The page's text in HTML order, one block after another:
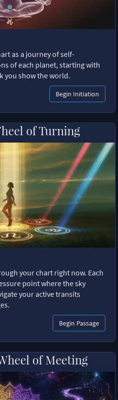
as a journey of self-
of each planet, starting with
you show the world.
Begin Initiation
of Turning
your chart right now. Each
point where the sky
your active transits
Begin Passage
of Meeting